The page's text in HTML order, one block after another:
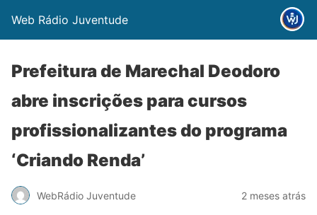
Web Rádio Juventude
Prefeitura de Marechal Deodoro
abre inscrições para cursos
profissionalizantes do programa
‘Criando Renda’
WebRádio Juventude 2 meses atrás